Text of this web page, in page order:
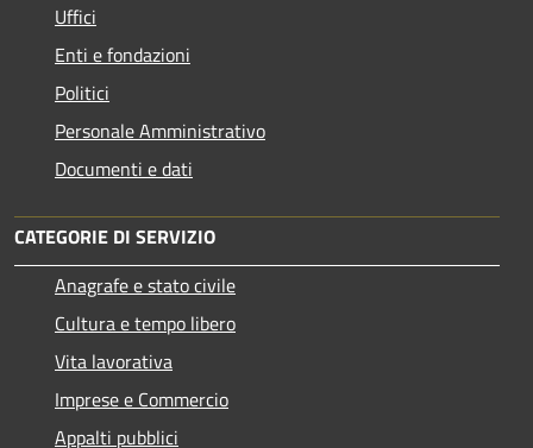
Uffici
Enti e fondazioni
Politici
Personale Amministrativo
Documenti e dati
CATEGORIE DI SERVIZIO
Anagrafe e stato civile
Cultura e tempo libero
Vita lavorativa
Imprese e Commercio
Appalti pubblici